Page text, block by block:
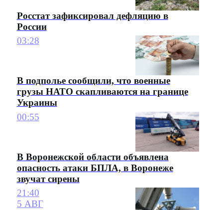
Росстат зафиксировал дефляцию в
России
03:28
В подполье сообщили, что военные
грузы НАТО скапливаются на границе
Украины
00:55
В Воронежской области объявлена
опасность атаки БПЛА, в Воронеже
звучат сирены
21:40
5 АВГ